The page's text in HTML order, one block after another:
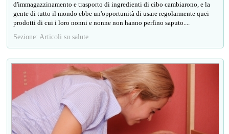
d'immagazzinamento e trasporto di ingredienti di cibo cambiarono, e la
gente di tutto il mondo ebbe un'opportunità di usare regolarmente quei
prodotti di cui i loro nonni e nonne non hanno perfino saputo....
Sezione: Articoli su salute